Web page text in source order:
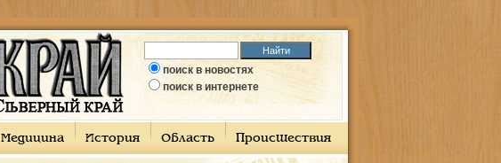
поиск в новостях
поиск в интернете
Медицина История Область Происшествия